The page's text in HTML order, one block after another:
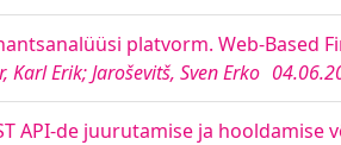
platvorm. Web-Based
Karl Erik; Jaroševitš, Sven Erko
API-de juurutamise ja